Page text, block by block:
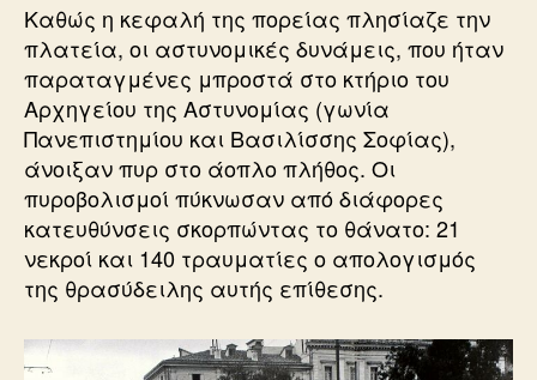
Καθώς η κεφαλή της πορείας πλησίαζε την
πλατεία, οι αστυνομικές δυνάμεις, που ήταν
παραταγμένες μπροστά στο κτήριο του
Αρχηγείου της Αστυνομίας (γωνία
Πανεπιστημίου και Βασιλίσσης Σοφίας),
άνοιξαν πυρ στο άοπλο πλήθος. Οι
πυροβολισμοί πύκνωσαν από διάφορες
κατευθύνσεις σκορπώντας το θάνατο: 21
νεκροί και 140 τραυματίες ο απολογισμός
της θρασύδειλης αυτής επίθεσης.